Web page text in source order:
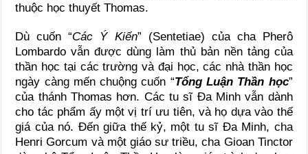
thuộc học thuyết Thomas.
Dù cuốn “Các Ý Kiến” (Sentetiae) của cha Pherô
Lombardo vẫn được dùng làm thủ bản nền tảng của
thần học tại các trường và đại học, các nhà thần học
ngày càng mến chuộng cuốn “Tổng Luận Thần học”
của thánh Thomas hơn. Các tu sĩ Đa Minh vẫn dành
cho tác phẩm ấy một vị trí ưu tiên, và họ dựa vào thế
giá của nó. Đến giữa thế kỷ, một tu sĩ Đa Minh, cha
Henri Gorcum và một giáo sư triều, cha Gioan Tinctor